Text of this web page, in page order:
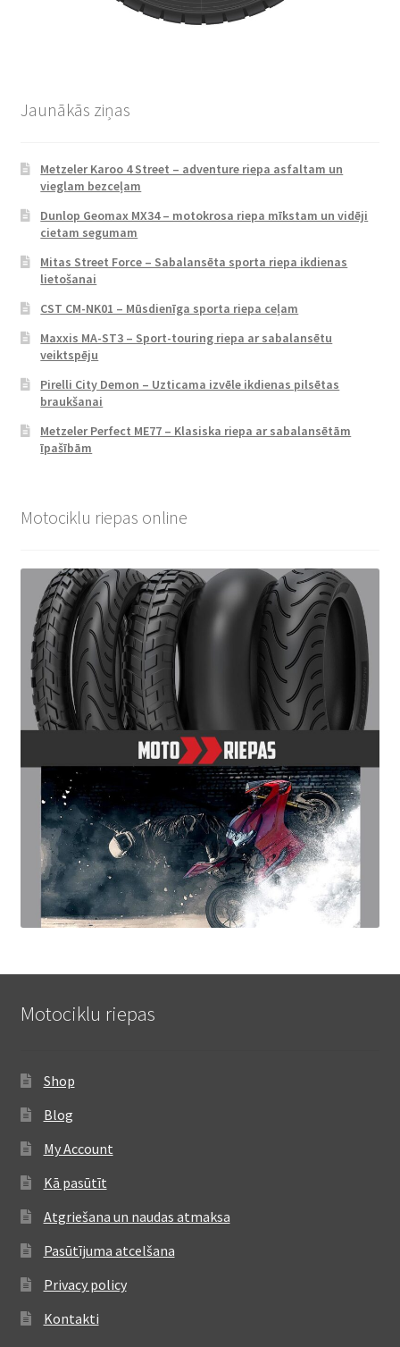
Jaunākās ziņas
Metzeler Karoo 4 Street – adventure riepa asfaltam un
vieglam bezceļam
Dunlop Geomax MX34 – motokrosa riepa mīkstam un vidēji
cietam segumam
Mitas Street Force – Sabalansēta sporta riepa ikdienas
lietošanai
CST CM-NK01 – Mūsdienīga sporta riepa ceļam
Maxxis MA-ST3 – Sport-touring riepa ar sabalansētu
veiktspēju
Pirelli City Demon – Uzticama izvēle ikdienas pilsētas
braukšanai
Metzeler Perfect ME77 – Klasiska riepa ar sabalansētām
īpašībām
Motociklu riepas online
Motociklu riepas
Shop
Blog
My Account
Kā pasūtīt
Atgriešana un naudas atmaksa
Pasūtījuma atcelšana
Privacy policy
Kontakti